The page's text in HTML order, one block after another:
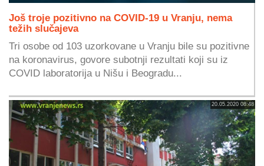
Još troje pozitivno na COVID-19 u Vranju, nema
težih slučajeva
Tri osobe od 103 uzorkovane u Vranju bile su pozitivne
na koronavirus, govore subotnji rezultati koji su iz
COVID laboratorija u Nišu i Beogradu...
20.05.2020 08:48